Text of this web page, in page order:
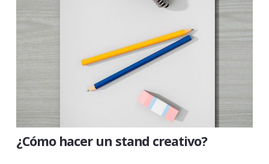
¿Cómo hacer un stand creativo?